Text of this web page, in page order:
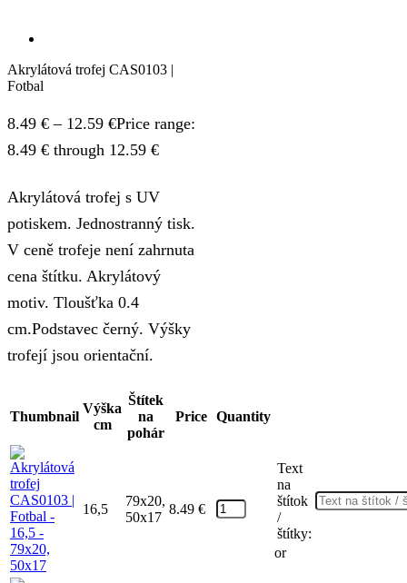
Akrylátová trofej CAS0103 |
Fotbal
8.49 € – 12.59 €Price range:
8.49 € through 12.59 €
Akrylátová trofej s UV
potiskem. Jednostranný tisk.
V ceně trofeje není zahrnuta
cena štítku. Akrylátový
motiv. Tloušťka 0.4
cm.Podstavec černý. Výšky
trofejí jsou orientační.
Thumbnail
Výška
cm
Štítek
na
pohár
Price Quantity
16,5
79x20,
50x17
8.49 €
Text
na
štítok
/
štítky:
or